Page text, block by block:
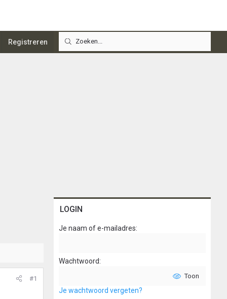
Registreren
#1
LOGIN
Je naam of e-mailadres
Wachtwoord
Toon
Je wachtwoord vergeten?